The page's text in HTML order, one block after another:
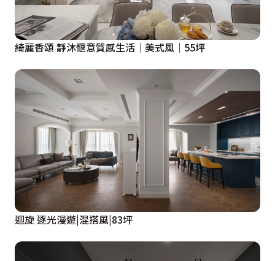
綺麗香頌 靜沐愜意質感生活│美式風│55坪
迴旋 逐光漫遊|混搭風|83坪